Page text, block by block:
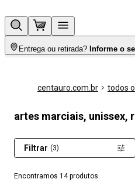
Entrega ou retirada? Informe o
centauro.com.br todos
artes marciais, unissex,
Encontramos 14 produtos
Filtrar (3)